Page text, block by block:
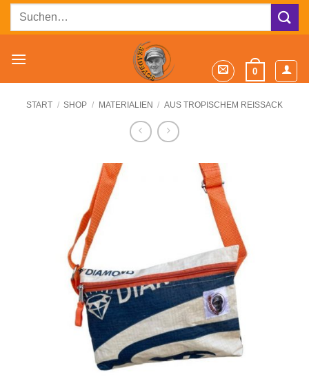
ZumSuchen
0
START / SHOP / MATERIALIEN / AUS TROPISCHEM REISSACK